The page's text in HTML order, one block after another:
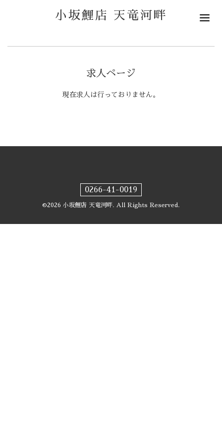
小坂鯉店 天竜河畔
求人ページ
現在求人は行っておりません。
0266-41-0019
©2026 小坂鯉店 天竜河畔. All Rights Reserved.